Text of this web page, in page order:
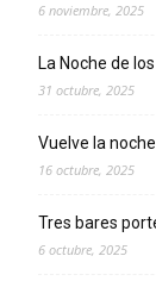
6 noviembre, 2025
La Noche de
31 octubre, 2025
Vuelve la
16 octubre, 2025
Tres bares
6 octubre, 2025